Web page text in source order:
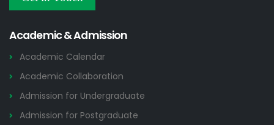
2026
Academic & Admission
Academic Calendar
Academic Collaboration
Admission for Undergraduate
Admission for Postgraduate